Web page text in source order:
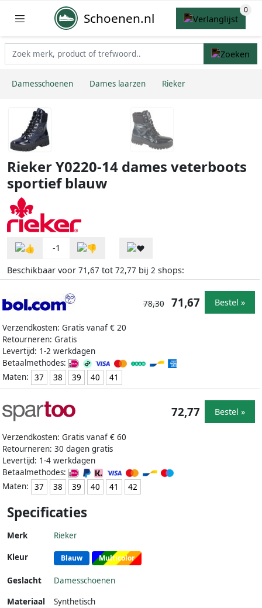
Schoenen.nl
Damesschoenen Dames laarzen Rieker
Rieker Y0220-14 dames veterboots
sportief blauw
-1
Beschikbaar voor 71,67 tot 72,77 bij 2 shops:
Verzendkosten: Gratis vanaf € 20
Retourneren: Gratis
Levertijd: 1-2 werkdagen
Betaalmethodes:
Maten:
37 38 39 40 41
78,30 71,67 Bestel »
Verzendkosten: Gratis vanaf € 60
Retourneren: 30 dagen gratis
Levertijd: 1-4 werkdagen
Betaalmethodes:
Maten:
37 38 39 40 41 42
72,77 Bestel »
Specificaties
Merk Rieker
Kleur Blauw Multicolor
Geslacht
Damesschoenen
Materiaal
Synthetisch